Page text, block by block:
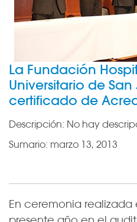
La Fundación
Universitario de
certificado de
Descripción: No hay
Sumario: marzo 13, 2013
En ceremonia realizada